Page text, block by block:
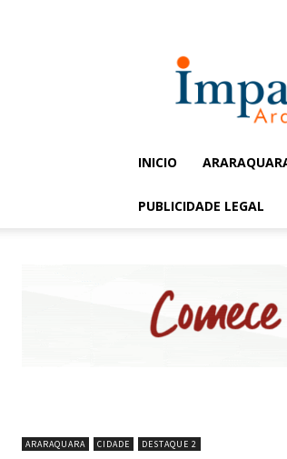
INICIO
PUBLICIDADE LEGAL
ARARAQUARA CIDADE DESTAQUE 2